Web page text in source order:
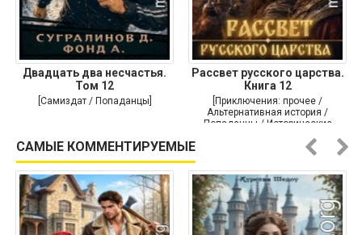
Двадцать два несчастья.
Том 12
[Самиздат / Попаданцы]
Рассвет русского царства.
Книга 12
[Приключения: прочее /
Альтернативная история /
Попаданцы / Исторические
САМЫЕ КОММЕНТИРУЕМЫЕ